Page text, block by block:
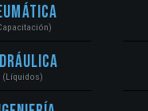
(Líquidos)